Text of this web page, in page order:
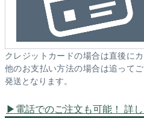
クレジットカードの場合は直後に
他のお支払い方法の場合は追って
発送となります。
電話でのご注文も可能！ 詳